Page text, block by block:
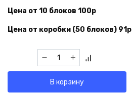
Цена от 10 блоков 100р
Цена от коробки (50 блоков) 91р
Количество
товара
РубиВ корзину